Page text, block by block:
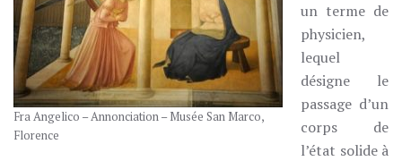
Fra Angelico – Annonciation – Musée San Marco,
Florence
un terme de
physicien,
lequel
désigne le
passage d’un
corps de
l’état solide à